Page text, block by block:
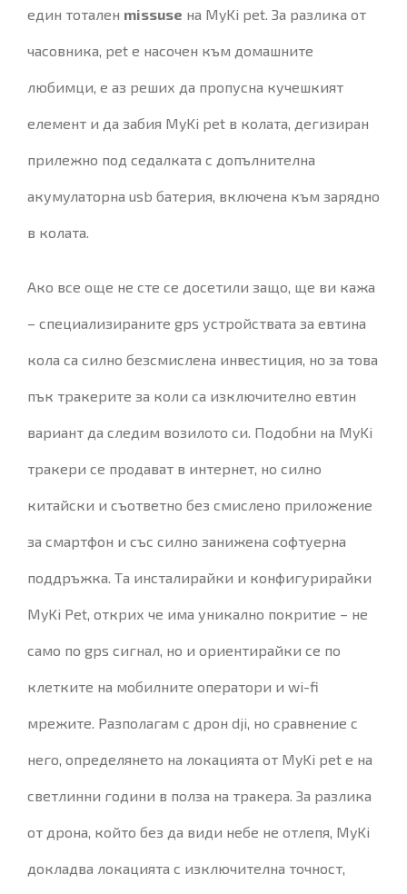
един тотален missuse на MyKi pet. За разлика от
часовника, pet е насочен към домашните
любимци, е аз реших да пропусна кучешкият
елемент и да забия MyKi pet в колата, дегизиран
прилежно под седалката с допълнителна
акумулаторна usb батерия, включена към зарядно
в колата.
Ако все още не сте се досетили защо, ще ви кажа
– специализираните gps устройствата за евтина
кола са силно безсмислена инвестиция, но за това
пък тракерите за коли са изключително евтин
вариант да следим возилото си. Подобни на MyKi
тракери се продават в интернет, но силно
китайски и съответно без смислено приложение
за смартфон и със силно занижена софтуерна
поддръжка. Та инсталирайки и конфигурирайки
MyKi Pet, открих че има уникално покритие – не
само по gps сигнал, но и ориентирайки се по
клетките на мобилните оператори и wi-fi
мрежите. Разполагам с дрон dji, но сравнение с
него, определянето на локацията от MyKi pet е на
светлинни години в полза на тракера. За разлика
от дрона, който без да види небе не отлепя, MyKi
докладва локацията с изключителна точност,